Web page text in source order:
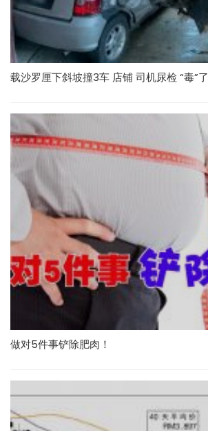
载沙罗厘下斜坡撞3车 店铺 司机尿检 “毒”了
做对5件事铲除肥肉！